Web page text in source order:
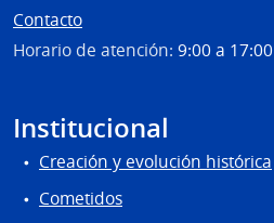
Contacto
Horario de atención: 9:00 a 17:00
Institucional
Creación y evolución histórica
Cometidos